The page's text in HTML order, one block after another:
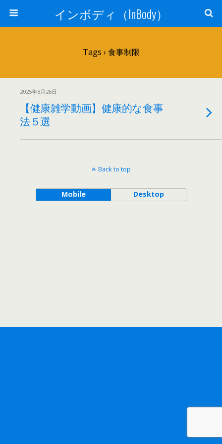
インボディ（InBody）
Tags › 食事制限
2025年8月26日
【健康雑学動画】健康的な食事
法５選
Back to top
Mobile Desktop